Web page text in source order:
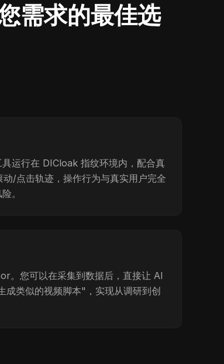
需求的最佳选
运行在 DICloak 指纹环境内，配合真
/点击轨迹，操作行为与真实用户完全
。
。您可以在采集到数据后，直接让 AI
类似的视频脚本"，实现从调研到创